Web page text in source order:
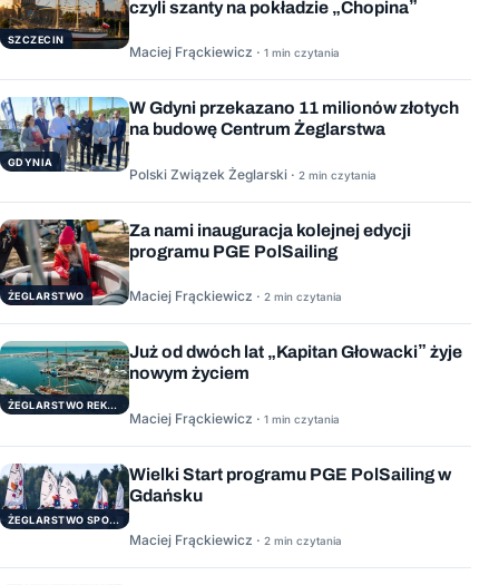
SZCZECIN
czyli szanty na pokładzie „Chopina”
Maciej Frąckiewicz · 1 min czytania
GDYNIA
W Gdyni przekazano 11 milionów złotych
na budowę Centrum Żeglarstwa
Polski Związek Żeglarski · 2 min czytania
ŻEGLARSTWO
Za nami inauguracja kolejnej edycji
programu PGE PolSailing
Maciej Frąckiewicz · 2 min czytania
ŻEGLARSTWO REKERACYJNE
Już od dwóch lat „Kapitan Głowacki” żyje
nowym życiem
Maciej Frąckiewicz · 1 min czytania
ŻEGLARSTWO SPORTOWE
Wielki Start programu PGE PolSailing w
Gdańsku
Maciej Frąckiewicz · 2 min czytania